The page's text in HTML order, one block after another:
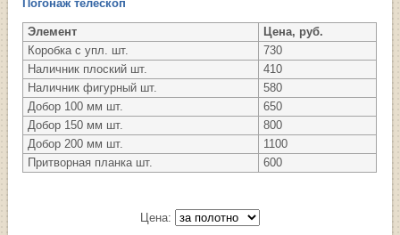
Погонаж телескоп
Элемент
Цена, руб.
Коробка с упл. шт.
730
Наличник плоский шт.
410
Наличник фигурный шт.
580
Добор 100 мм шт.
650
Добор 150 мм шт.
800
Добор 200 мм шт.
1100
Притворная планка шт.
600
Цена: